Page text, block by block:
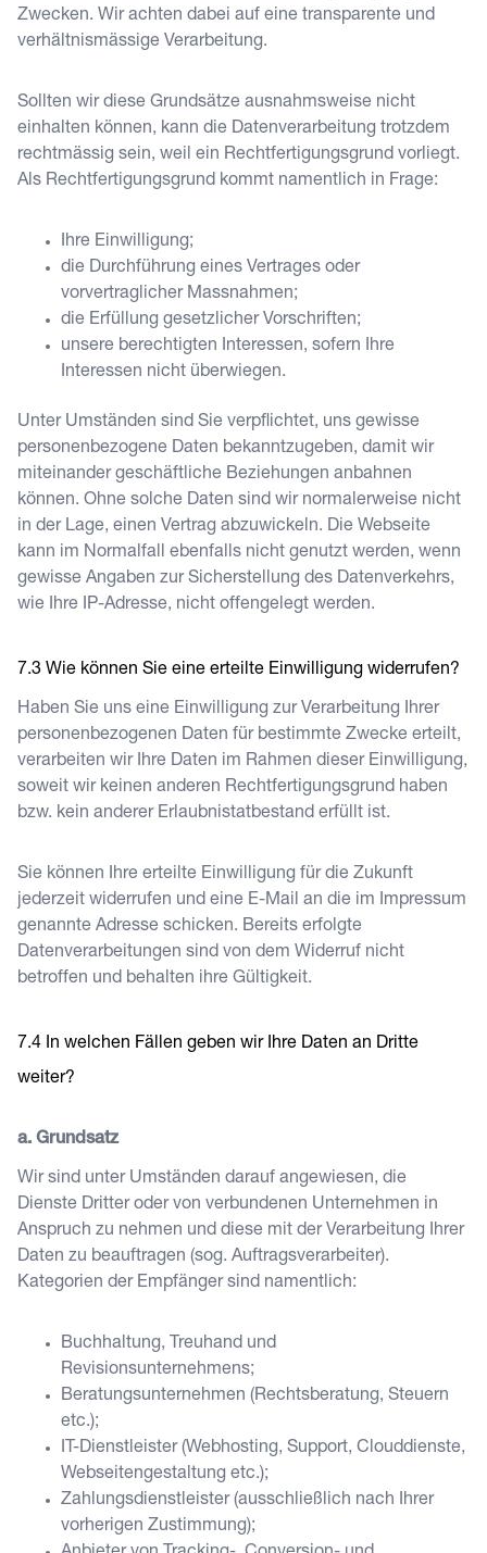
Zwecken. Wir achten dabei auf eine transparente und
verhältnismässige Verarbeitung.
Sollten wir diese Grundsätze ausnahmsweise nicht
einhalten können, kann die Datenverarbeitung trotzdem
rechtmässig sein, weil ein Rechtfertigungsgrund vorliegt.
Als Rechtfertigungsgrund kommt namentlich in Frage:
Ihre Einwilligung;
die Durchführung eines Vertrages oder
vorvertraglicher Massnahmen;
die Erfüllung gesetzlicher Vorschriften;
unsere berechtigten Interessen, sofern Ihre
Interessen nicht überwiegen.
Unter Umständen sind Sie verpflichtet, uns gewisse
personenbezogene Daten bekanntzugeben, damit wir
miteinander geschäftliche Beziehungen anbahnen
können. Ohne solche Daten sind wir normalerweise nicht
in der Lage, einen Vertrag abzuwickeln. Die Webseite
kann im Normalfall ebenfalls nicht genutzt werden, wenn
gewisse Angaben zur Sicherstellung des Datenverkehrs,
wie Ihre IP-Adresse, nicht offengelegt werden.
Wie können Sie eine erteilte Einwilligung widerrufen?
Haben Sie uns eine Einwilligung zur Verarbeitung Ihrer
personenbezogenen Daten für bestimmte Zwecke erteilt,
verarbeiten wir Ihre Daten im Rahmen dieser Einwilligung,
soweit wir keinen anderen Rechtfertigungsgrund haben
bzw. kein anderer Erlaubnistatbestand erfüllt ist.
Sie können Ihre erteilte Einwilligung für die Zukunft
jederzeit widerrufen und eine E-Mail an die im Impressum
genannte Adresse schicken. Bereits erfolgte
Datenverarbeitungen sind von dem Widerruf nicht
betroffen und behalten ihre Gültigkeit.
In welchen Fällen geben wir Ihre Daten an Dritte
weiter?
a. Grundsatz
Wir sind unter Umständen darauf angewiesen, die
Dienste Dritter oder von verbundenen Unternehmen in
Anspruch zu nehmen und diese mit der Verarbeitung Ihrer
Daten zu beauftragen (sog. Auftragsverarbeiter).
Kategorien der Empfänger sind namentlich:
Buchhaltung, Treuhand und
Revisionsunternehmens;
Beratungsunternehmen (Rechtsberatung, Steuern
etc.);
IT-Dienstleister (Webhosting, Support, Clouddienste,
Webseitengestaltung etc.);
Zahlungsdienstleister (ausschließlich nach Ihrer
vorherigen Zustimmung);